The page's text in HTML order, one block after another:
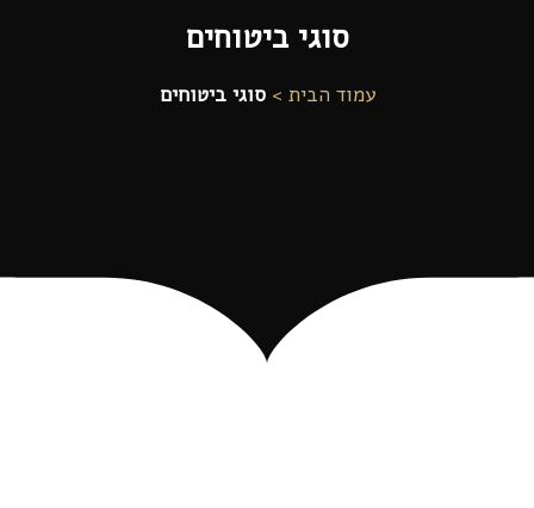
סוגי ביטוחים
עמוד הבית >סוגי ביטוחים